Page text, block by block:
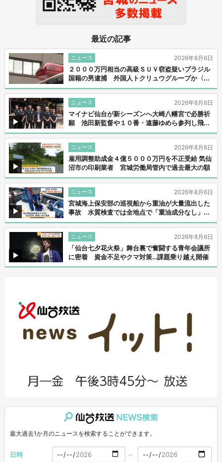
最近の記事
ニュース
２０００万円相当の高級ＳＵＶ窃盗疑いブラジル
国籍の男逮捕 外国人トクリュウグループか〈...
2026年8月6日
ニュース
マイナビ仙台が新シーズンへ大崎八幡宮で必勝祈
願 池田新監督や１０番・遠藤ゆめら参列し飛...
2026年8月6日
ニュース
雇用調整助成金４億５０００万円を不正受給 気仙
沼市の印刷業者 宮城労働局管内で過去最大の額
2026年8月6日
ニュース
宮城海上保安部の巡視船から重油が大量流出した
事故 水質検査では全地点で「重油成分なし」...
2026年8月6日
ニュース
「仙台七夕花火祭」舞台裏で奮闘する青年会議所
に密着 資金不足やクマ対策…課題乗り越え開催
2026年8月6日
最大過去1か月のニュースを検索することができます。
日時 ～